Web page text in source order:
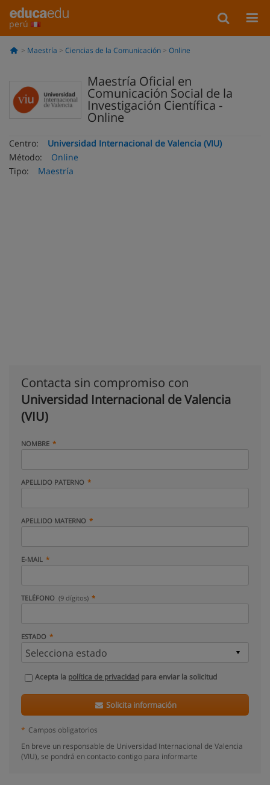
perú
Maestría Ciencias de la Comunicación Online
Maestría Oficial en
Comunicación Social de la
Investigación Científica -
Online
Centro:
Universidad Internacional de Valencia (VIU)
Método:
Online
Tipo:
Maestría
Contacta sin compromiso con
Universidad Internacional de Valencia
(VIU)
NOMBRE
APELLIDO PATERNO
APELLIDO MATERNO
E-MAIL
TELÉFONO (9 dígitos)
ESTADO
Acepta la política de privacidad para enviar la solicitud
Solicita información
* Campos obligatorios
En breve un responsable de Universidad Internacional de Valencia
(VIU), se pondrá en contacto contigo para informarte